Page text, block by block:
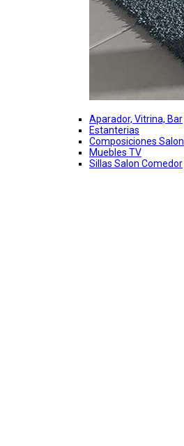
Aparador, Vitrina, Bar
Estanterias
Composiciones Salon
Muebles TV
Sillas Salon Comedor